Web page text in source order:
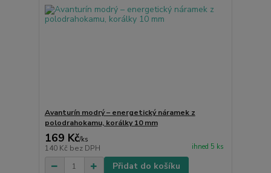
Avanturín modrý – energetický náramek z
polodrahokamu, korálky 10 mm
169 Kč/ks
140 Kč bez DPH ihned 5 ks
Přidat do košíku